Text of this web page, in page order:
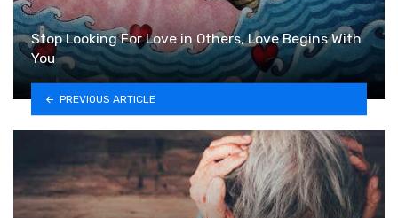
Stop Looking For Love in Others, Love Begins With
You
PREVIOUS ARTICLE